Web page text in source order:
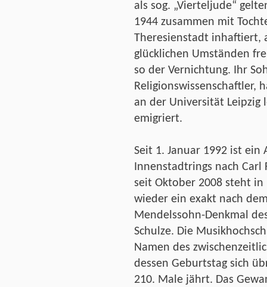
als sog. „Vierteljude“
1944 zusammen mit
Theresienstadt inhaftiert,
glücklichen Umständen
so der Vernichtung. Ihr
Religionswissenschaftler,
an der Universität Leipzig
emigriert.
Seit 1. Januar 1992 ist ein
Innenstadtrings nach
seit Oktober 2008 steht in
wieder ein exakt nach
Mendelssohn-Denkmal
Schulze. Die
Namen des
dessen Geburtstag sich
210. Male jährt. Das